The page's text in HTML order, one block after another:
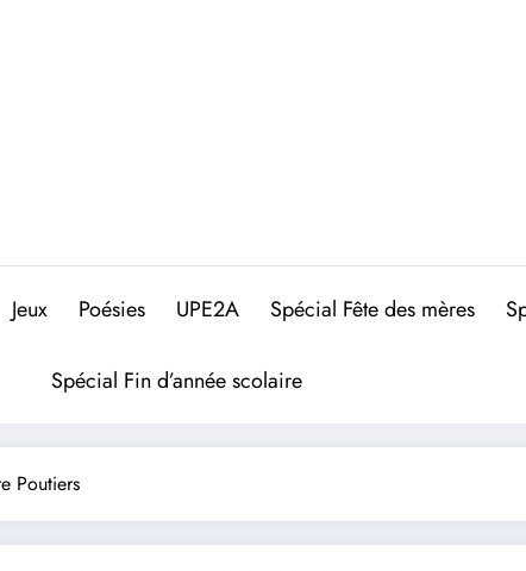
Jeux Poésies UPE2A Spécial Fête des mères
Spécial Fin d’année scolaire
Poutiers